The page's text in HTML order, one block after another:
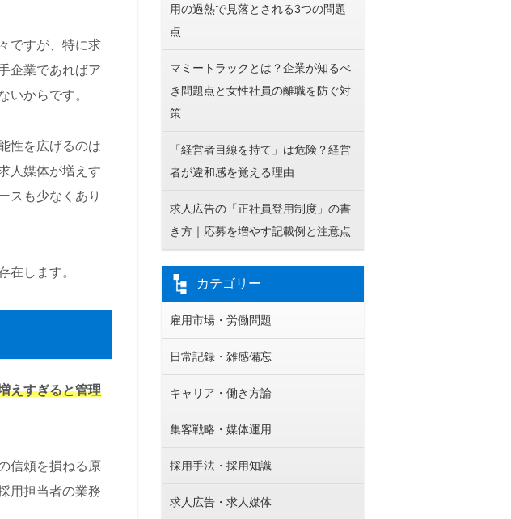
ですが、特に求
企業であればア
いからです。
性を広げるのは
人媒体が増えす
スも少なくあり
在します。
えすぎると管理
信頼を損ねる原
用担当者の業務
用の過熱で見落とされる3つの問題
点
マミートラックとは？企業が知るべ
き問題点と女性社員の離職を防ぐ対
策
「経営者目線を持て」は危険？経営
者が違和感を覚える理由
求人広告の「正社員登用制度」の書
き方｜応募を増やす記載例と注意点
カテゴリー
雇用市場・労働問題
日常記録・雑感備忘
キャリア・働き方論
集客戦略・媒体運用
採用手法・採用知識
求人広告・求人媒体